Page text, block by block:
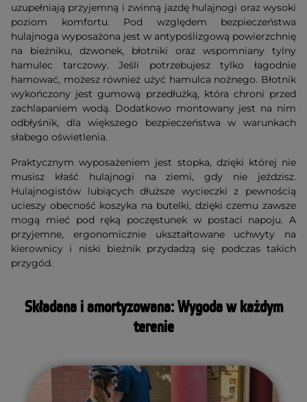
uzupełniają przyjemną i zwinną jazdę hulajnogi oraz wysoki
poziom komfortu. Pod względem bezpieczeństwa
hulajnoga wyposażona jest w antypoślizgową powierzchnię
na bieżniku, dzwonek, błotniki oraz wspomniany tylny
hamulec tarczowy. Jeśli potrzebujesz tylko łagodnie
hamować, możesz również użyć hamulca nożnego. Błotnik
wykończony jest gumową przedłużką, która chroni przed
zachlapaniem wodą. Dodatkowo montowany jest na nim
odbłyśnik, dla większego bezpieczeństwa w warunkach
słabego oświetlenia.
Praktycznym wyposażeniem jest stopka, dzięki której nie
musisz kłaść hulajnogi na ziemi, gdy nie jeździsz.
Hulajnogistów lubiących dłuższe wycieczki z pewnością
ucieszy obecność koszyka na butelki, dzięki czemu zawsze
mogą mieć pod ręką poczęstunek w postaci napoju. A
przyjemne, ergonomicznie ukształtowane uchwyty na
kierownicy i niski bieżnik przydadzą się podczas takich
przygód.
Składana i amortyzowana: Wygoda w każdym
terenie